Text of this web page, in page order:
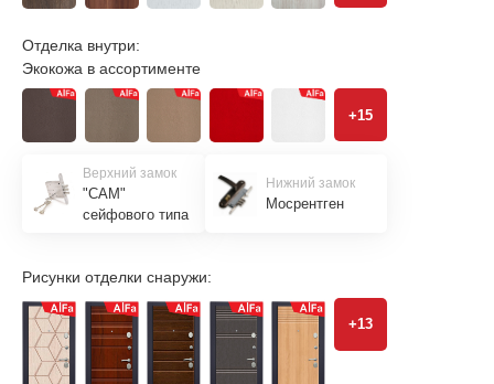
Отделка внутри:
Экокожа в ассортименте
+15
Верхний замок
"САМ"
сейфового типа
Нижний замок
Мосрентген
Рисунки отделки снаружи:
+13